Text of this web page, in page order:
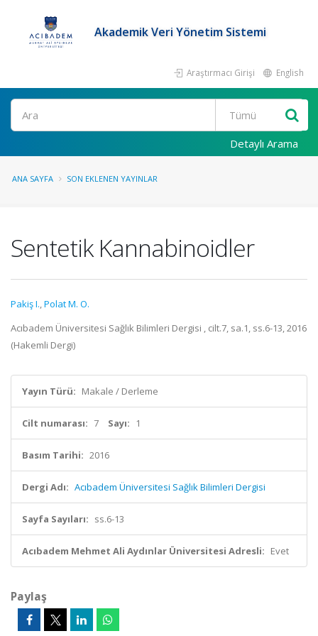
Akademik Veri Yönetim Sistemi
Araştırmacı Girişi English
Ara
Detaylı Arama
ANA SAYFA SON EKLENEN YAYINLAR
Sentetik Kannabinoidler
Pakiş I.,Polat M. O.
Acıbadem Üniversitesi Sağlık Bilimleri Dergisi , cilt.7, sa.1, ss.6-13, 2016
(Hakemli Dergi)
Yayın Türü: Makale / Derleme
Cilt numarası: 7 Sayı: 1
Basım Tarihi: 2016
Dergi Adı: Acıbadem Üniversitesi Sağlık Bilimleri Dergisi
Sayfa Sayıları: ss.6-13
Acıbadem Mehmet Ali Aydınlar Üniversitesi Adresli: Evet
Paylaş